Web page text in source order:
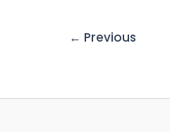
← Previous